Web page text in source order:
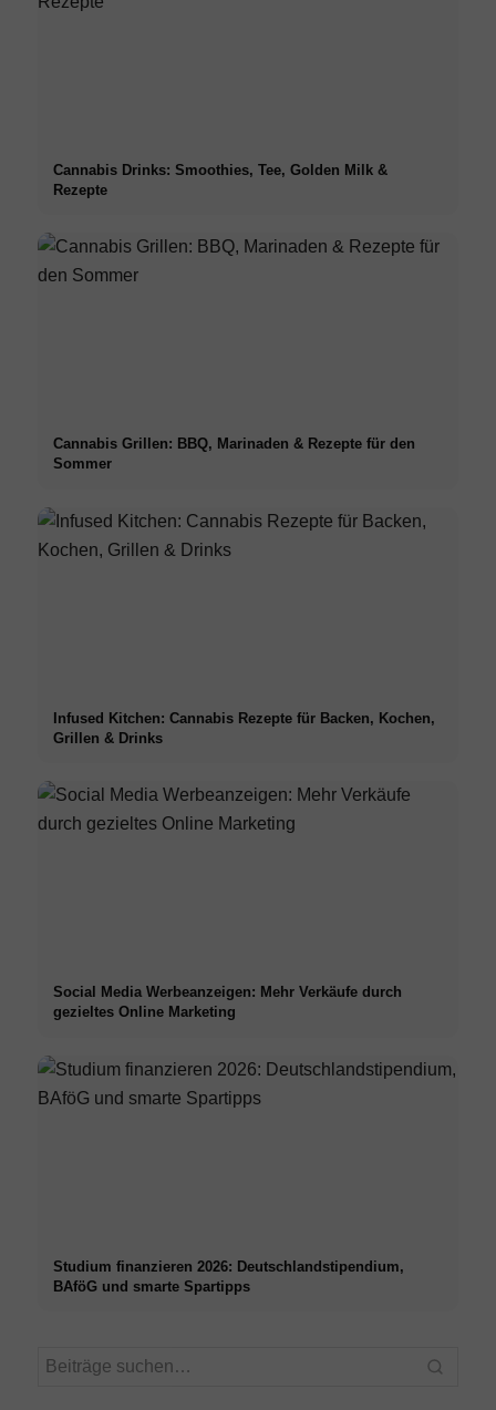
Cannabis Drinks: Smoothies, Tee, Golden Milk &
Rezepte
Cannabis Grillen: BBQ, Marinaden & Rezepte für den
Sommer
Infused Kitchen: Cannabis Rezepte für Backen, Kochen,
Grillen & Drinks
Social Media Werbeanzeigen: Mehr Verkäufe durch
gezieltes Online Marketing
Studium finanzieren 2026: Deutschlandstipendium,
BAföG und smarte Spartipps